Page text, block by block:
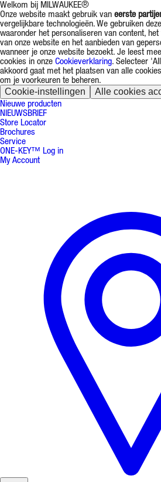
Welkom bij MILWAUKEE®
Onze website maakt gebruik van eerste
vergelijkbare technologieën. We gebruiken
waaronder het personaliseren van content,
van onze website en het aanbieden van
wanneer je onze website bezoekt. Je leest
cookies in onze Cookieverklaring. Selecteer
akkoord gaat met het plaatsen van alle
om je voorkeuren te beheren.
Cookie-instellingen Alle cookies
Nieuwe producten
NIEUWSBRIEF
Store Locator
Brochures
Service
ONE-KEY™ Log in
My Account